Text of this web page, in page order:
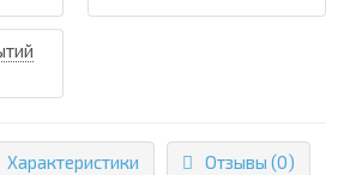
Характеристики Отзывы (0)